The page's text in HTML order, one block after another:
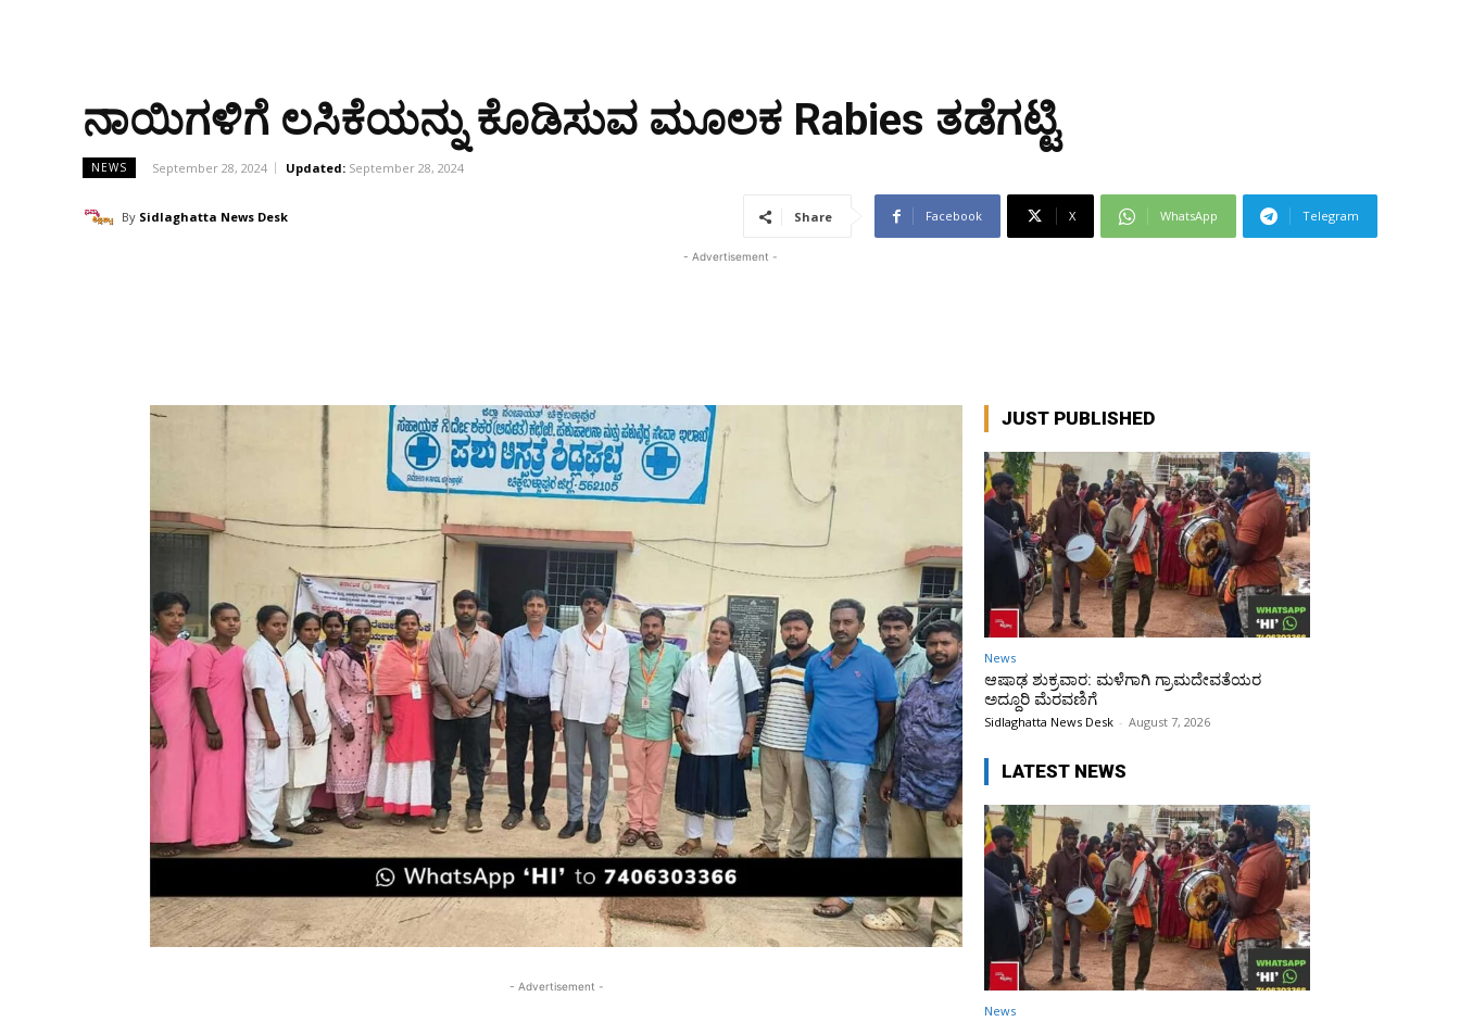
ನಾಯಿಗಳಿಗೆ ಲಸಿಕೆಯನ್ನು ಕೊಡಿಸುವ ಮೂಲಕ Rabies ತಡೆಗಟ್ಟಿ
NEWS September 28, 2024 Updated: September 28, 2024
By Sidlaghatta News Desk Share Facebook X WhatsApp Telegram
- Advertisement -
- Advertisement -
JUST PUBLISHED
News
ಆಷಾಢ ಶುಕ್ರವಾರ: ಮಳೆಗಾಗಿ ಗ್ರಾಮದೇವತೆಯರ
ಅದ್ದೂರಿ ಮೆರವಣಿಗೆ
Sidlaghatta News Desk - August 7, 2026
LATEST NEWS
News